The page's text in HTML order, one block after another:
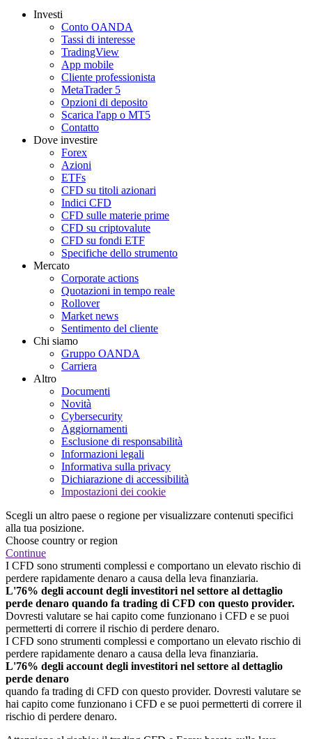
Investi
Conto OANDA
Tassi di interesse
TradingView
App mobile
Cliente professionista
MetaTrader 5
Opzioni di deposito
Scarica l'app o MT5
Contatto
Dove investire
Forex
Azioni
ETFs
CFD su titoli azionari
Indici CFD
CFD sulle materie prime
CFD su criptovalute
CFD su fondi ETF
Specifiche dello strumento
Mercato
Corporate actions
Quotazioni in tempo reale
Rollover
Market news
Sentimento del cliente
Chi siamo
Gruppo OANDA
Carriera
Altro
Documenti
Novità
Cybersecurity
Aggiornamenti
Esclusione di responsabilità
Informazioni legali
Informativa sulla privacy
Dichiarazione di accessibilità
Impostazioni dei cookie
Scegli un altro paese o regione per visualizzare contenuti specifici
alla tua posizione.
Choose country or region
Continue
I CFD sono strumenti complessi e comportano un elevato rischio di
perdere rapidamente denaro a causa della leva finanziaria.
L'76% degli account degli investitori nel settore al dettaglio
perde denaro quando fa trading di CFD con questo provider.
Dovresti valutare se hai capito come funzionano i CFD e se puoi
permetterti di correre il rischio di perdere denaro.
I CFD sono strumenti complessi e comportano un elevato rischio di
perdere rapidamente denaro a causa della leva finanziaria.
L'76% degli account degli investitori nel settore al dettaglio
perde denaro
quando fa trading di CFD con questo provider. Dovresti valutare se
hai capito come funzionano i CFD e se puoi permetterti di correre il
rischio di perdere denaro.